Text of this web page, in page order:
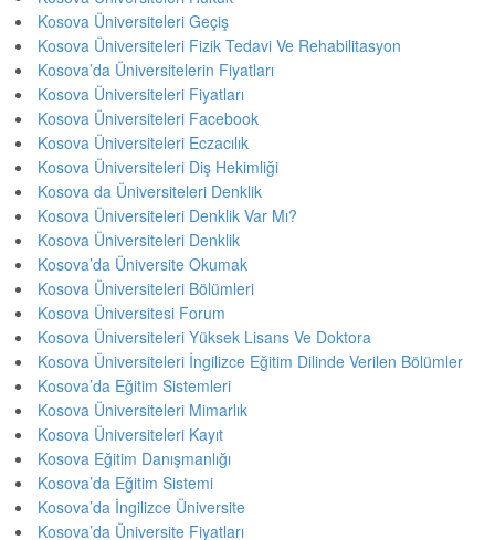
Kosova Üniversiteleri Geçiş
Kosova Üniversiteleri Fizik Tedavi Ve Rehabilitasyon
Kosova’da Üniversitelerin Fiyatları
Kosova Üniversiteleri Fiyatları
Kosova Üniversiteleri Facebook
Kosova Üniversiteleri Eczacılık
Kosova Üniversiteleri Diş Hekimliği
Kosova da Üniversiteleri Denklik
Kosova Üniversiteleri Denklik Var Mı?
Kosova Üniversiteleri Denklik
Kosova’da Üniversite Okumak
Kosova Üniversiteleri Bölümleri
Kosova Üniversitesi Forum
Kosova Üniversiteleri Yüksek Lisans Ve Doktora
Kosova Üniversiteleri İngilizce Eğitim Dilinde Verilen Bölümler
Kosova’da Eğitim Sistemleri
Kosova Üniversiteleri Mimarlık
Kosova Üniversiteleri Kayıt
Kosova Eğitim Danışmanlığı
Kosova’da Eğitim Sistemi
Kosova’da İngilizce Üniversite
Kosova’da Üniversite Fiyatları